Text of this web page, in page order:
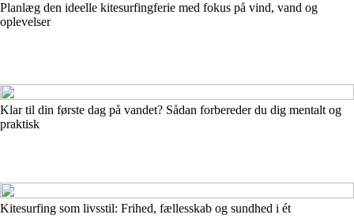
Planlæg den ideelle kitesurfingferie med fokus på vind, vand og
oplevelser
Klar til din første dag på vandet? Sådan forbereder du dig mentalt og
praktisk
Kitesurfing som livsstil: Frihed, fællesskab og sundhed i ét